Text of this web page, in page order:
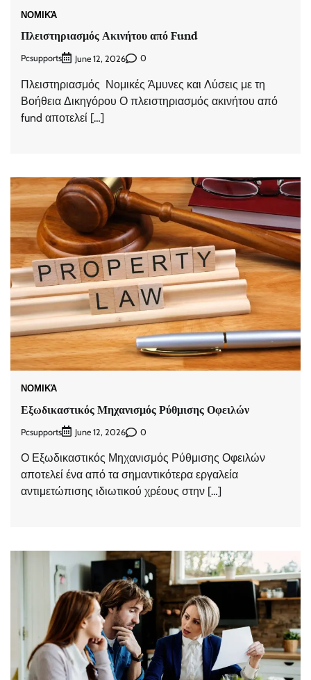
ΝΟΜΙΚΆ
Πλειστηριασμός Ακινήτου από Fund
Pcsupports June 12, 2026 0
Πλειστηριασμός Νομικές Άμυνες και Λύσεις με τη
Βοήθεια Δικηγόρου Ο πλειστηριασμός ακινήτου από
fund αποτελεί […]
ΝΟΜΙΚΆ
Εξωδικαστικός Μηχανισμός Ρύθμισης Οφειλών
Pcsupports June 12, 2026 0
Ο Εξωδικαστικός Μηχανισμός Ρύθμισης Οφειλών
αποτελεί ένα από τα σημαντικότερα εργαλεία
αντιμετώπισης ιδιωτικού χρέους στην […]